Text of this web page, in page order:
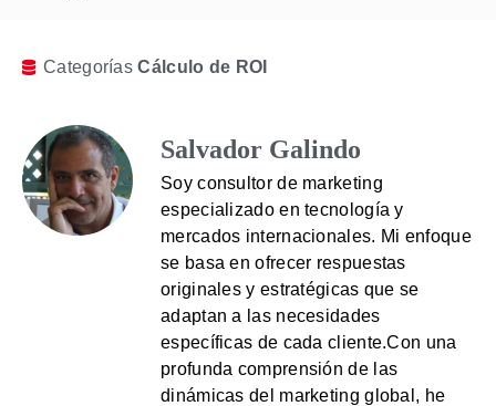
Categorías Cálculo de ROI
Salvador Galindo
Soy consultor de marketing
especializado en tecnología y
mercados internacionales. Mi enfoque
se basa en ofrecer respuestas
originales y estratégicas que se
adaptan a las necesidades
específicas de cada cliente.Con una
profunda comprensión de las
dinámicas del marketing global, he